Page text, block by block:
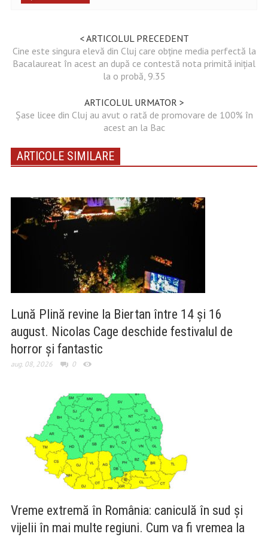
< ARTICOLUL PRECEDENT
Cine este singura elevă din Cluj care obține media perfectă la
Bacalaureat în acest an după ce contestă nota primită inițial
la o probă, 9.35
ARTICOLUL URMATOR >
Șase licee din Cluj au avut o rată de promovare de 100% în
acest an la Bac
ARTICOLE SIMILARE
Lună Plină revine la Biertan între 14 și 16
august. Nicolas Cage deschide festivalul de
horror și fantastic
aug. 08, 2026 0
Vreme extremă în România: caniculă în sud și
vijelii în mai multe regiuni. Cum va fi vremea la